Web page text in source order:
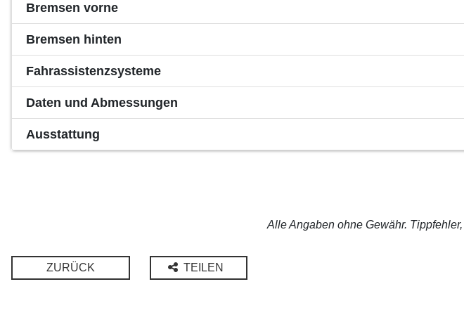
Bremsen vorne
Bremsen hinten
Fahrassistenzsysteme
Daten und Abmessungen
Ausstattung
Alle Angaben ohne Gewähr.
ZURÜCK TEILEN